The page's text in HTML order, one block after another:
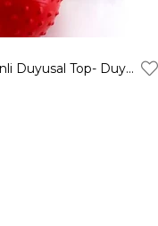
12 Cm Silikon Dikenli Duyusal Top- Duyusal Bütünleme Ve Masaj Topu